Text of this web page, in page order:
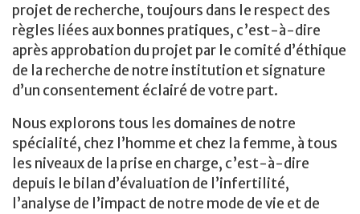
projet de recherche, toujours dans le respect des
règles liées aux bonnes pratiques, c’est-à-dire
après approbation du projet par le comité d’éthique
de la recherche de notre institution et signature
d’un consentement éclairé de votre part.
Nous explorons tous les domaines de notre
spécialité, chez l’homme et chez la femme, à tous
les niveaux de la prise en charge, c’est-à-dire
depuis le bilan d’évaluation de l’infertilité,
l’analyse de l’impact de notre mode de vie et de